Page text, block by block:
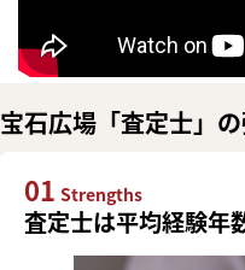
宝石広場「査定士」
01 Strengths
査定士は平均経験年